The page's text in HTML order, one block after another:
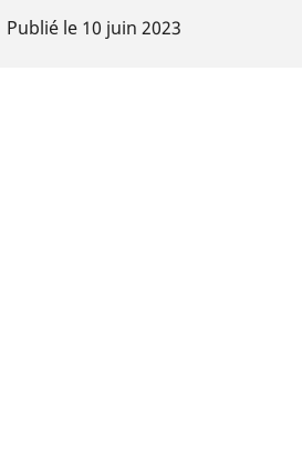
Publié le 10 juin 2023